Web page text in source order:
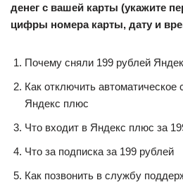
денег с вашей карты (укажите
цифры номера карты, дату и
Почему сняли 199 рублей
Как отключить автоматическое
Яндекс плюс
Что входит в Яндекс плюс за
Что за подписка за 199 рублей
Как позвонить в службу